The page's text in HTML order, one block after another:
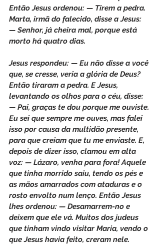
Então Jesus ordenou: — Tirem a pedra.
Marta, irmã do falecido, disse a Jesus:
— Senhor, já cheira mal, porque está
morto há quatro dias.
Jesus respondeu: — Eu não disse a você
que, se cresse, veria a glória de Deus?
Então tiraram a pedra. E Jesus,
levantando os olhos para o céu, disse:
— Pai, graças te dou porque me ouviste.
Eu sei que sempre me ouves, mas falei
isso por causa da multidão presente,
para que creiam que tu me enviaste. E,
depois de dizer isso, clamou em alta
voz: — Lázaro, venha para fora! Aquele
que tinha morrido saiu, tendo os pés e
as mãos amarrados com ataduras e o
rosto envolto num lenço. Então Jesus
lhes ordenou: — Desamarrem-no e
deixem que ele vá. Muitos dos judeus
que tinham vindo visitar Maria, vendo o
que Jesus havia feito, creram nele.